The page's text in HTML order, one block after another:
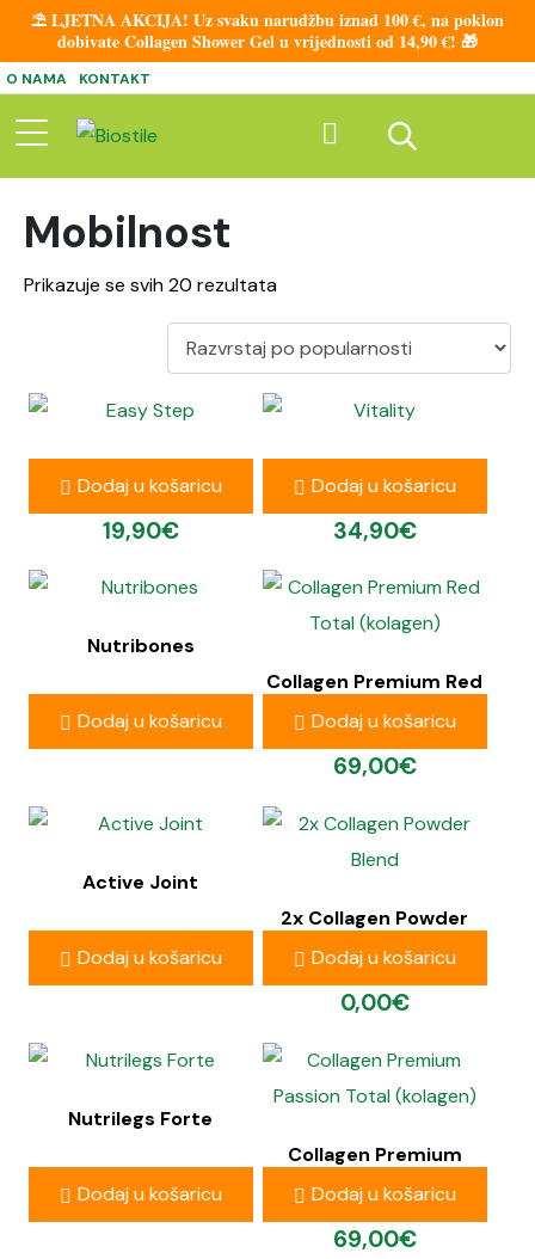
⛱️ LJETNA AKCIJA! Uz svaku narudžbu iznad 100 €, na poklon
dobivate Collagen Shower Gel u vrijednosti od 14,90 €! 🎁
O NAMA KONTAKT
Mobilnost
Prikazuje se svih 20 rezultata
19,90€
Dodaj u košaricu
34,90€
Dodaj u košaricu
Nutribones
24,90 €
Dodaj u košaricu
Collagen Premium Red
69,00€
Dodaj u košaricu
Active Joint
32,90 €
Dodaj u košaricu
2x Collagen Powder
0,00€
Dodaj u košaricu
Nutrilegs Forte
19,90 €
Dodaj u košaricu
Collagen Premium
69,00€
Dodaj u košaricu